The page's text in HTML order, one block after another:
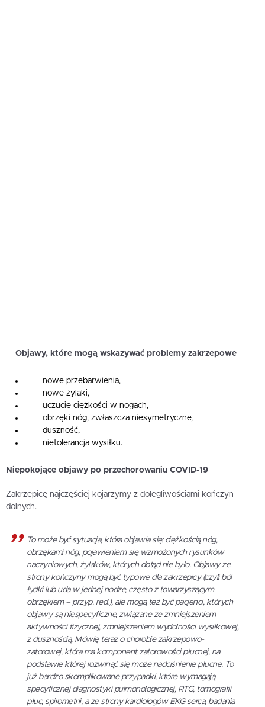
Objawy, które mogą wskazywać problemy zakrzepowe
nowe przebarwienia,
nowe żylaki,
uczucie ciężkości w nogach,
obrzęki nóg, zwłaszcza niesymetryczne,
duszność,
nietolerancja wysiłku.
Niepokojące objawy po przechorowaniu COVID-19
Zakrzepicę najczęściej kojarzymy z dolegliwościami kończyn
dolnych.
To może być sytuacja, która objawia się: ciężkością nóg,
obrzękami nóg, pojawieniem się wzmożonych rysunków
naczyniowych, żylaków, których dotąd nie było. Objawy ze
strony kończyny mogą być typowe dla zakrzepicy (czyli ból
łydki lub uda w jednej nodze, często z towarzyszącym
obrzękiem – przyp. red.), ale mogą też być pacjenci, których
objawy są niespecyficzne, związane ze zmniejszeniem
aktywności fizycznej, zmniejszeniem wydolności wysiłkowej,
z dusznością. Mówię teraz o chorobie zakrzepowo-
zatorowej, która ma komponent zatorowości płucnej, na
podstawie której rozwinąć się może nadciśnienie płucne. To
już bardzo skomplikowane przypadki, które wymagają
specyficznej diagnostyki pulmonologicznej, RTG, tomografii
płuc, spirometrii, a ze strony kardiologów EKG serca, badania